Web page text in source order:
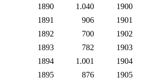
1890
1.040 1900
1891
906 1901
1892
700 1902
1893
782 1903
1894
1.001 1904
1895
876 1905